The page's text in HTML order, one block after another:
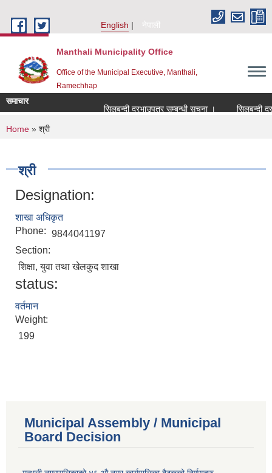
English
नेपाली
Manthali Municipality Office
Office of the Municipal Executive, Manthali,
Ramechhap
समाचार
सिलबन्दी दरभाउपत्र सम्बन्धी सूचना ।
सिलबन्दी
You are here
Home » श्री
श्री
Designation:
शाखा अधिकृत
Phone: 9844041197
Section:
शिक्षा, युवा तथा खेलकुद शाखा
status:
वर्तमान
Weight:
199
Municipal Assembly / Municipal
Board Decision